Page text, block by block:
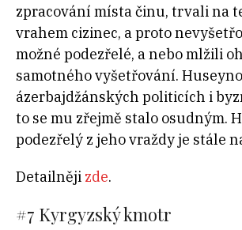
zpracování místa činu, trvali na
vrahem cizinec, a proto
možné podezřelé, a nebo mlžili
samotného vyšetřování.
ázerbajdžánských politicích i
to se mu zřejmě stalo osudným.
podezřelý z jeho vraždy je stále
Detailněji zde.
#7 Kyrgyzský kmotr